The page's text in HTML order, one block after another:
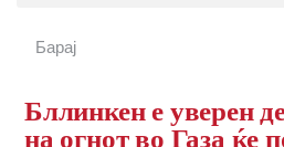
Бллинкен е уверен
на огнот во Газа ќе